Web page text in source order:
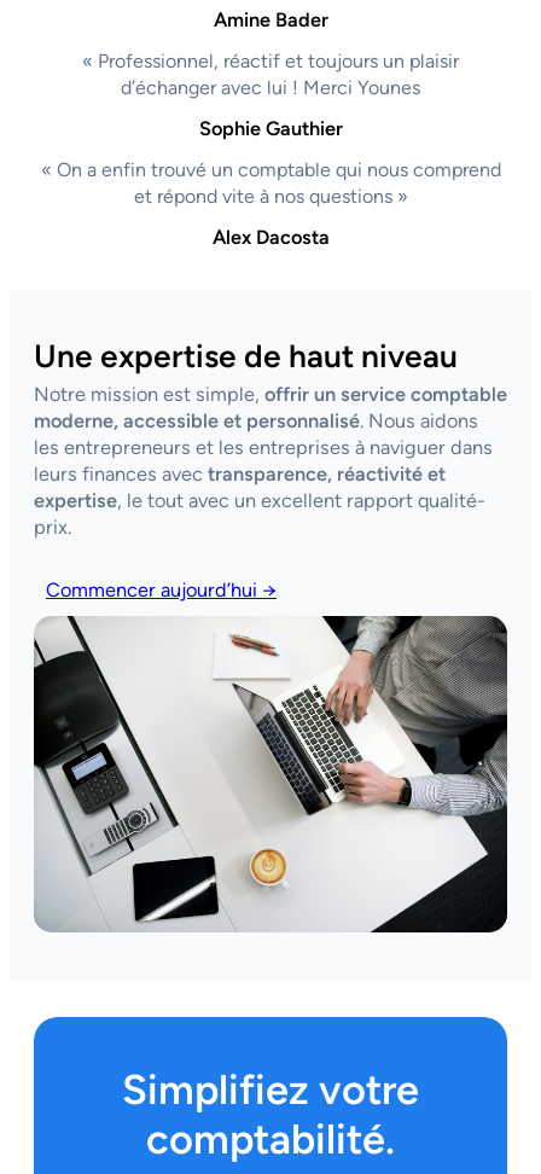
Amine Bader
« Professionnel, réactif et toujours un plaisir
d’échanger avec lui ! Merci Younes
Sophie Gauthier
« On a enfin trouvé un comptable qui nous comprend
et répond vite à nos questions »
Alex Dacosta
Une expertise de haut niveau
Notre mission est simple, offrir un service comptable
moderne, accessible et personnalisé. Nous aidons
les entrepreneurs et les entreprises à naviguer dans
leurs finances avec transparence, réactivité et
expertise, le tout avec un excellent rapport qualité-
prix.
Commencer aujourd’hui →
Simplifiez votre
comptabilité.